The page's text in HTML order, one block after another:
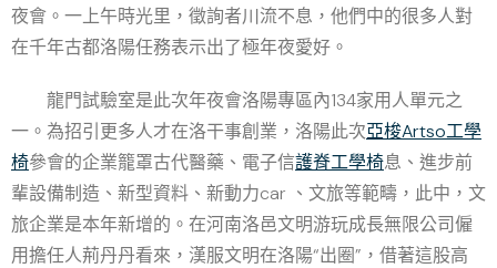
夜會。一上午時光里，徵詢者川流不息，他們中的很多人對
在千年古都洛陽任務表示出了極年夜愛好。
龍門試驗室是此次年夜會洛陽專區內134家用人單元之
一。為招引更多人才在洛干事創業，洛陽此次亞梭Artso工學
椅參會的企業籠罩古代醫藥、電子信護脊工學椅息、進步前
輩設備制造、新型資料、新動力car 、文旅等範疇，此中，文
旅企業是本年新增的。在河南洛邑文明游玩成長無限公司僱
用擔任人荊丹丹看來，漢服文明在洛陽“出圈”，借著這股高